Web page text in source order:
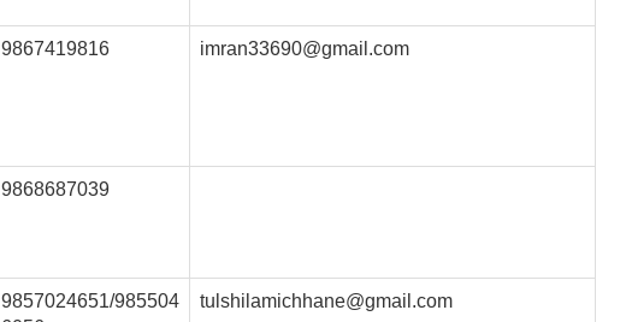
9867419816 imran33690@gmail.com
9868687039
9857024651/985504
tulshilamichhane@gmail.com